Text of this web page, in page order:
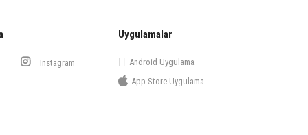
Instagram
Uygulamalar
Android Uygulama
App Store Uygulama